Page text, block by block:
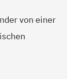
von einer